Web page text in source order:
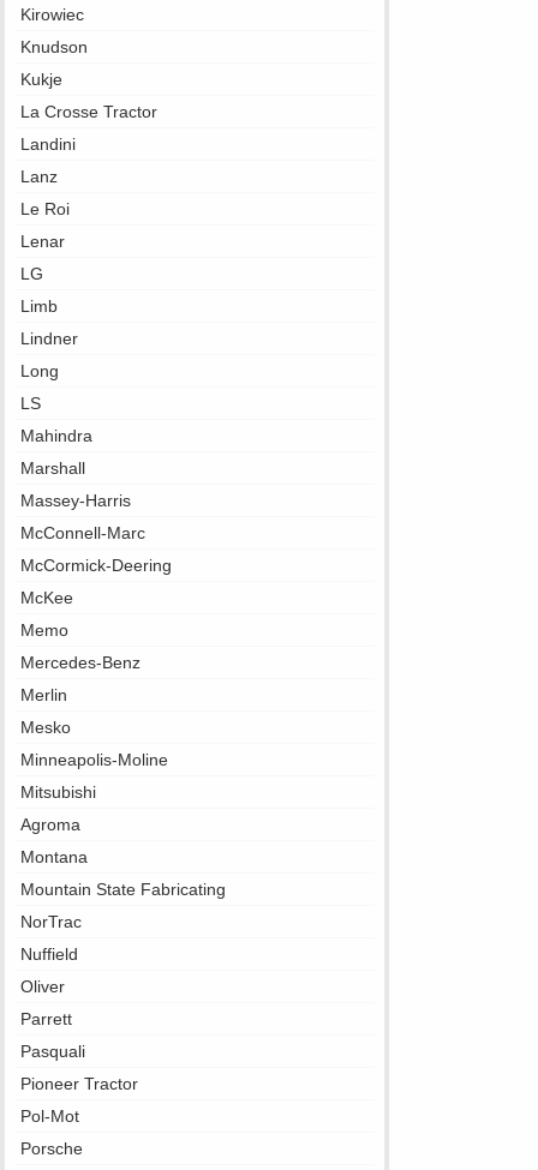
Kirowiec
Knudson
Kukje
La Crosse Tractor
Landini
Lanz
Le Roi
Lenar
LG
Limb
Lindner
Long
LS
Mahindra
Marshall
Massey-Harris
McConnell-Marc
McCormick-Deering
McKee
Memo
Mercedes-Benz
Merlin
Mesko
Minneapolis-Moline
Mitsubishi
Agroma
Montana
Mountain State Fabricating
NorTrac
Nuffield
Oliver
Parrett
Pasquali
Pioneer Tractor
Pol-Mot
Porsche